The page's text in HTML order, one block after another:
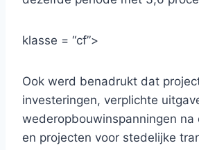
klasse = “cf”>
Ook werd benadrukt dat
investeringen, verplichte
wederopbouwinspanningen na
en projecten voor stedelijke